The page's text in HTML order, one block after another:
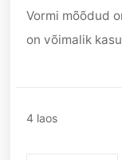
Vormi mõõdud
on võimalik
4 laos